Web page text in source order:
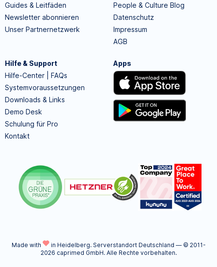
Guides & Leitfäden
Newsletter abonnieren
Unser Partnernetzwerk
People & Culture Blog
Datenschutz
Impressum
AGB
Hilfe & Support
Hilfe-Center | FAQs
Systemvoraussetzungen
Downloads & Links
Demo Desk
Schulung für Pro
Kontakt
Apps
Made with in Heidelberg. Serverstandort Deutschland — © 2011-
2026 caprimed GmbH. Alle Rechte vorbehalten.